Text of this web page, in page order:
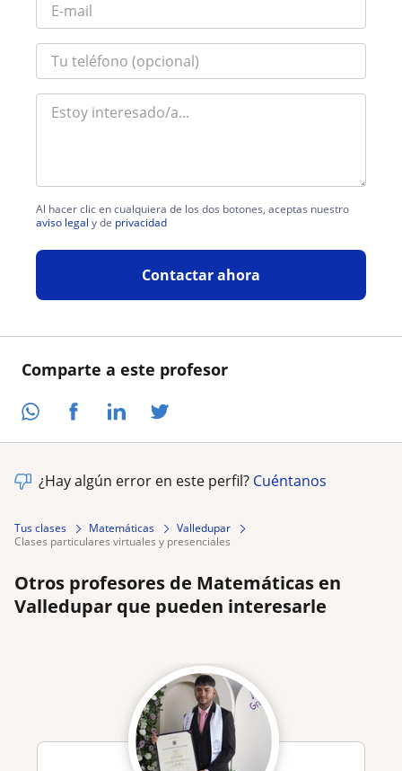
Comparte a este profesor
Al hacer clic en cualquiera de los dos botones, aceptas nuestro
aviso legal y de privacidad
Contactar ahora
¿Hay algún error en este perfil? Cuéntanos
Tus clases Matemáticas
Valledupar
clases particulares virtuales y presenciales
Otros profesores de Matemáticas en
Valledupar que pueden interesarle